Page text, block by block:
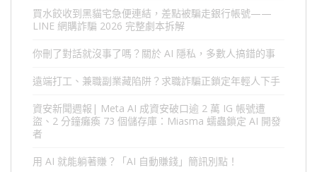
買水餃收到黑貓宅急便連結，差點被騙走銀行帳號——
LINE 網購詐騙 2026 完整劇本拆解
你刪了對話就沒事了嗎？關於 AI 隱私，多數人搞錯的事
遠端打工、兼職副業藏陷阱？求職詐騙正鎖定年輕人下手
資安新聞週報| Meta AI 成資安破口逾 2 萬 IG 帳號遭
盜、2 分鐘癱瘓 73 個儲存庫：Miasma 蠕蟲鎖定 AI 開發
者
用 AI 就能躺著賺？「AI 自動賺錢」簡訊別點！